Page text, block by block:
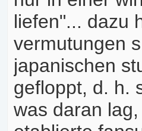
liefen"... dazu
vermutungen
japanischen
gefloppt, d. h.
was daran